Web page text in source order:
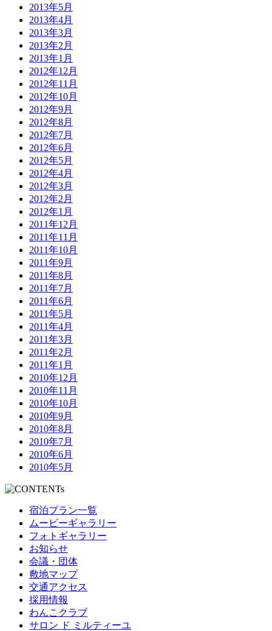
2013年5月
2013年4月
2013年3月
2013年2月
2013年1月
2012年12月
2012年11月
2012年10月
2012年9月
2012年8月
2012年7月
2012年6月
2012年5月
2012年4月
2012年3月
2012年2月
2012年1月
2011年12月
2011年11月
2011年10月
2011年9月
2011年8月
2011年7月
2011年6月
2011年5月
2011年4月
2011年3月
2011年2月
2011年1月
2010年12月
2010年11月
2010年10月
2010年9月
2010年8月
2010年7月
2010年6月
2010年5月
宿泊プラン一覧
ムービーギャラリー
フォトギャラリー
お知らせ
会議・団体
敷地マップ
交通アクセス
採用情報
わんこクラブ
サロン ド ミルティーユ